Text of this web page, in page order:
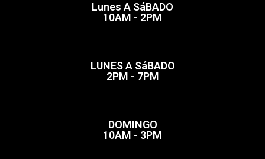
Lunes A SáBADO
10AM - 2PM
LUNES A SáBADO
2PM - 7PM
DOMINGO
10AM - 3PM